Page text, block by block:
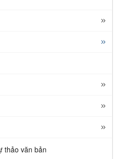
thảo văn bản